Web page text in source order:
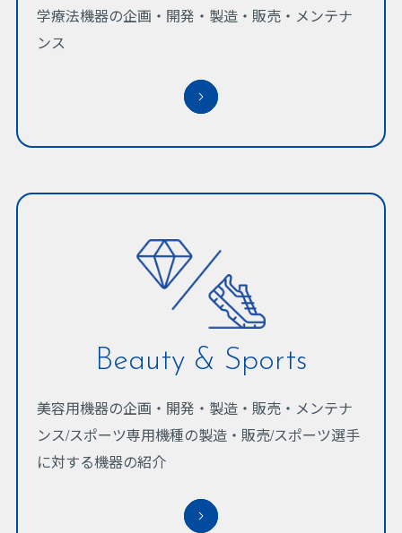
学療法機器の企画・開発・製造・販売・メンテナ
ンス
Beauty & Sports
美容用機器の企画・開発・製造・販売・メンテナ
ンス/スポーツ専用機種の製造・販売/スポーツ選手
に対する機器の紹介